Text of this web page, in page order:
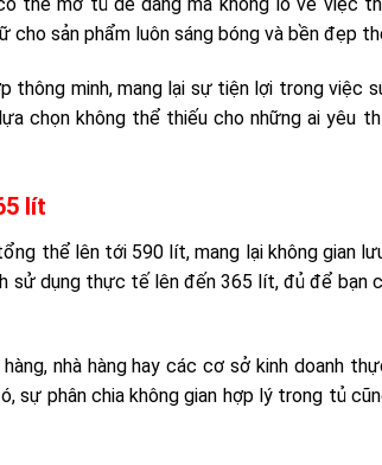
sản phẩm luôn sáng bóng và bền đẹp
minh, mang lại sự tiện lợi trong việc
chọn không thể thiếu cho những ai yêu
lít
thể lên tới 590 lít, mang lại không gian
sử dụng thực tế lên đến 365 lít, đủ để bạn
nhà hàng hay các cơ sở kinh doanh
sự phân chia không gian hợp lý trong tủ